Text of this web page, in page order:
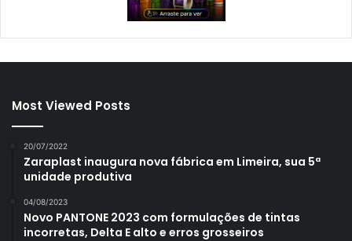
Most Viewed Posts
20/07/2022
Zaraplast inaugura nova fábrica em Limeira, sua 5ª
unidade produtiva
04/08/2023
Novo PANTONE 2023 com formulações de tintas
incorretas, Delta E alto e erros grosseiros